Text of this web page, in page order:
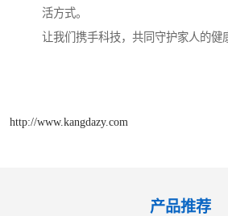
活方式。
让我们携手科技，共同守护家人的健
http://www.kangdazy.com
产品推荐